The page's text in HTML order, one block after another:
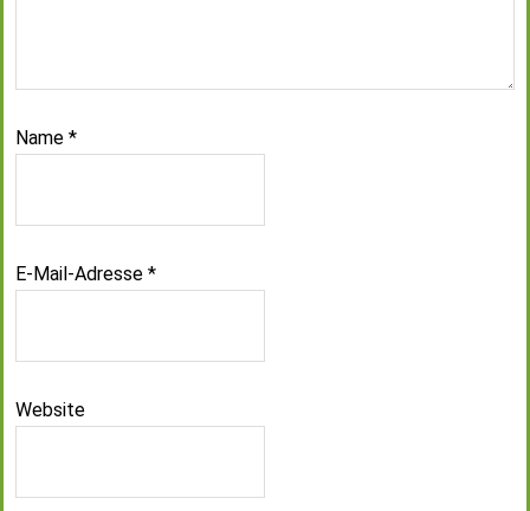
Name *
E-Mail-Adresse *
Website